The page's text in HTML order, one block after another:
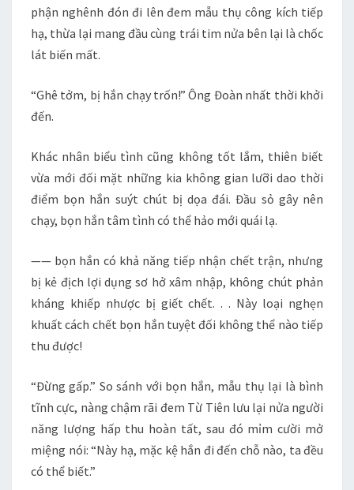
phận nghênh đón đi lên đem mẫu thụ công kích tiếp
hạ, thừa lại mang đầu cùng trái tim nửa bên lại là chốc
lát biến mất.
“Ghê tởm, bị hắn chạy trốn!” Ông Đoàn nhất thời khởi
đến.
Khác nhân biểu tình cũng không tốt lắm, thiên biết
vừa mới đối mặt những kia không gian lưỡi dao thời
điểm bọn hắn suýt chút bị dọa đái. Đầu sỏ gây nên
chạy, bọn hắn tâm tình có thể hảo mới quái lạ.
—— bọn hắn có khả năng tiếp nhận chết trận, nhưng
bị kẻ địch lợi dụng sơ hở xâm nhập, không chút phản
kháng khiếp nhược bị giết chết. . . Này loại nghẹn
khuất cách chết bọn hắn tuyệt đối không thể nào tiếp
thu được!
“Đừng gấp.” So sánh với bọn hắn, mẫu thụ lại là bình
tĩnh cực, nàng chậm rãi đem Từ Tiên lưu lại nửa người
năng lượng hấp thu hoàn tất, sau đó mỉm cười mở
miệng nói: “Này hạ, mặc kệ hắn đi đến chỗ nào, ta đều
có thể biết.”